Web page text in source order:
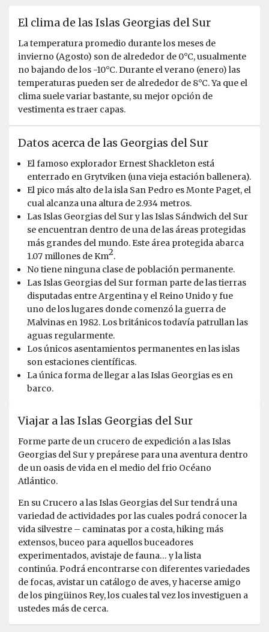
entire expedition team, in maximising off-ship
activities. Food, cabins and WiFi all very good. Overall,
an excellent expedition which I thoroughly enjoyed. I
can't wait to do Svalbard with Oceanwide soon!
El clima de las Islas Georgias del Sur
La temperatura promedio durante los meses de
invierno (Agosto) son de alrededor de 0°C, usualmente
no bajando de los -10°C. Durante el verano (enero) las
temperaturas pueden ser de alrededor de 8°C. Ya que el
clima suele variar bastante, su mejor opción de
vestimenta es traer capas.
Datos acerca de las Georgias del Sur
El famoso explorador Ernest Shackleton está
enterrado en Grytviken (una vieja estación ballenera).
El pico más alto de la isla San Pedro es Monte Paget, el
cual alcanza una altura de 2.934 metros.
Las Islas Georgias del Sur y las Islas Sándwich del Sur
se encuentran dentro de una de las áreas protegidas
más grandes del mundo. Este área protegida abarca
1.07 millones de Km2.
No tiene ninguna clase de población permanente.
Las Islas Georgias del Sur forman parte de las tierras
disputadas entre Argentina y el Reino Unido y fue
uno de los lugares donde comenzó la guerra de
Malvinas en 1982. Los británicos todavía patrullan las
aguas regularmente.
Los únicos asentamientos permanentes en las islas
son estaciones científicas.
La única forma de llegar a las Islas Georgias es en
barco.
Viajar a las Islas Georgias del Sur
Forme parte de un crucero de expedición a las Islas
Georgias del Sur y prepárese para una aventura dentro
de un oasis de vida en el medio del frio Océano
Atlántico.
En su Crucero a las Islas Georgias del Sur tendrá una
variedad de actividades por las cuales podrá conocer la
vida silvestre – caminatas por a costa, hiking más
extensos, buceo para aquellos buceadores
experimentados, avistaje de fauna… y la lista
continúa. Podrá encontrarse con diferentes variedades
de focas, avistar un catálogo de aves, y hacerse amigo
de los pingüinos Rey, los cuales tal vez los investiguen a
ustedes más de cerca.